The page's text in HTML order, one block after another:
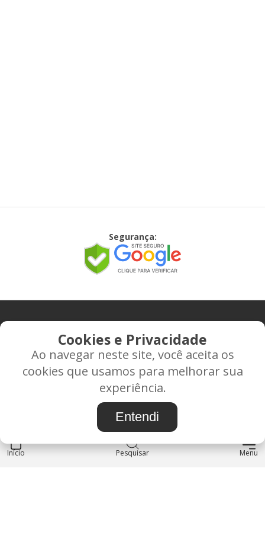
Início Pesquisar Menu
Segurança:
CONTATO
Rua Alice Frateano Figueiredo, 11-44 - Vila Triagem -
BAURU/SP - CEP: 17.030-038
CNPJ: 37.022.538/0001-07
INSTITUCIONAL
Cookies e Privacidade
Ao navegar neste site, você aceita os
cookies que usamos para melhorar sua
experiência.
Entendi